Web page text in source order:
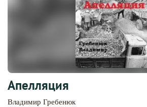
Апелляция
Владимир Гребенюк